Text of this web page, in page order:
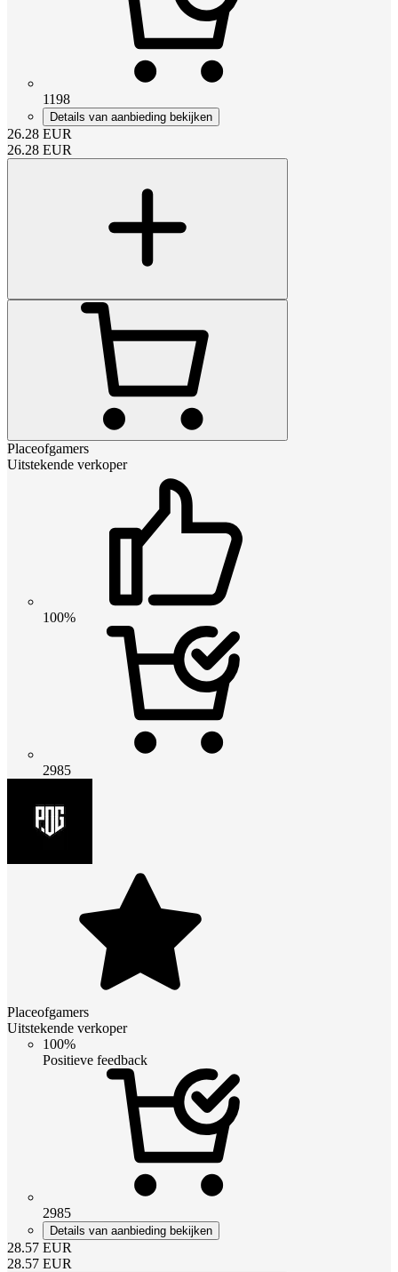
1198
Details van aanbieding bekijken
26.28 EUR
26.28 EUR
Placeofgamers
Uitstekende verkoper
100%
2985
Placeofgamers
Uitstekende verkoper
100%
Positieve feedback
2985
Details van aanbieding bekijken
28.57 EUR
28.57 EUR